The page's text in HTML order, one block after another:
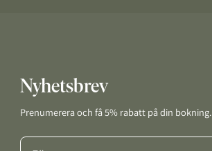
Nyhetsbrev
Prenumerera och få 5% rabatt på din bokning.
Förnamn